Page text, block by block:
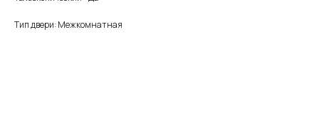
Тип двери: Межкомнатная